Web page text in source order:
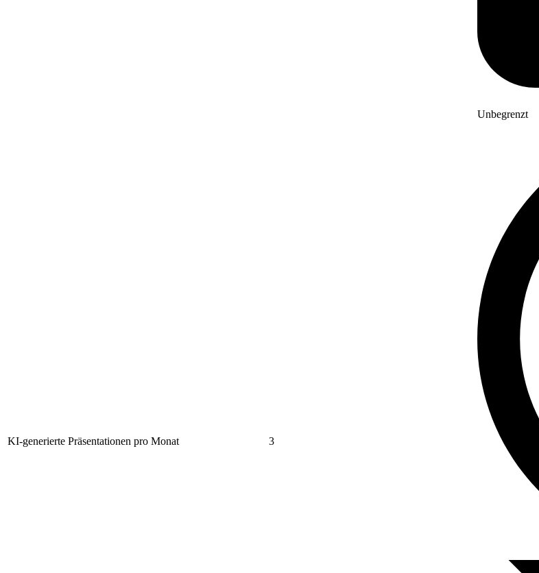
KI-generierte Präsentationen pro Monat 3
Unbegrenzt